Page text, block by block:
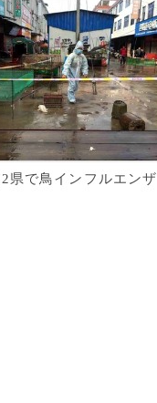
県で鳥インフルエンザ